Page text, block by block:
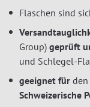
Flaschen sind
Group) geprüft
und Schlegel-
geeignet für den
Schweizerische